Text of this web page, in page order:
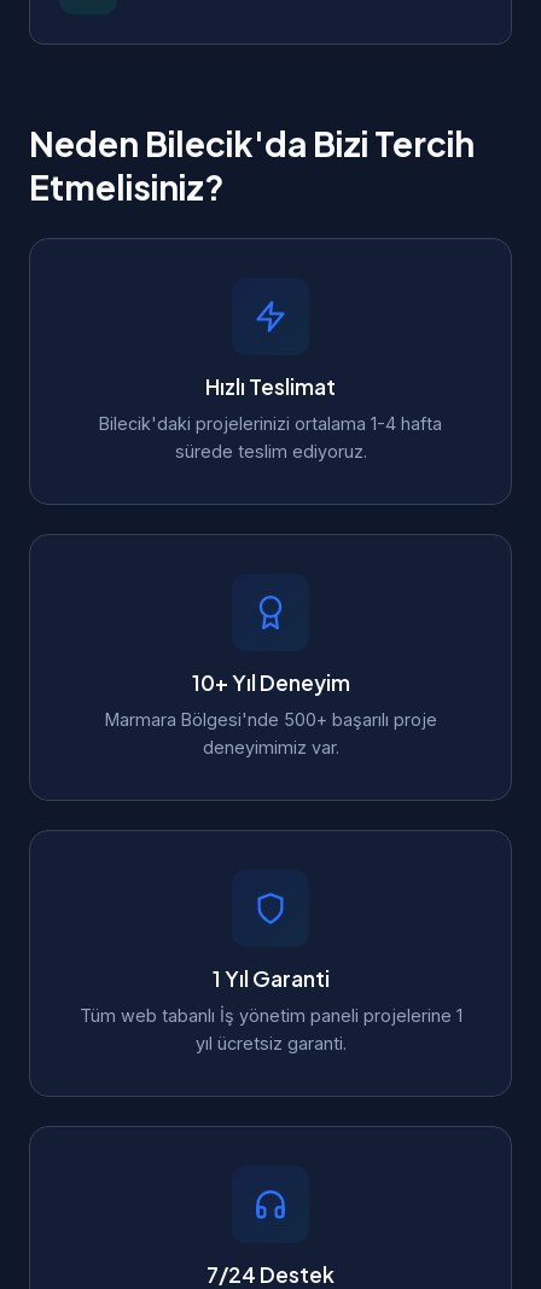
Neden Bilecik'da Bizi Tercih
Etmelisiniz?
Hızlı Teslimat
Bilecik'daki projelerinizi ortalama 1-4 hafta
sürede teslim ediyoruz.
10+ Yıl Deneyim
Marmara Bölgesi'nde 500+ başarılı proje
deneyimimiz var.
1 Yıl Garanti
Tüm web tabanlı İş yönetim paneli projelerine 1
yıl ücretsiz garanti.
7/24 Destek